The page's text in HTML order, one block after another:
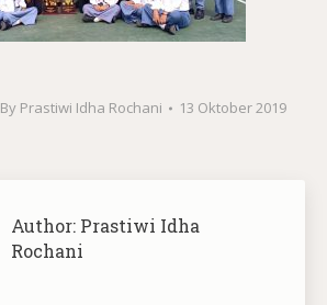
By Prastiwi Idha Rochani 13 Oktober 2019
Author: Prastiwi Idha
Rochani